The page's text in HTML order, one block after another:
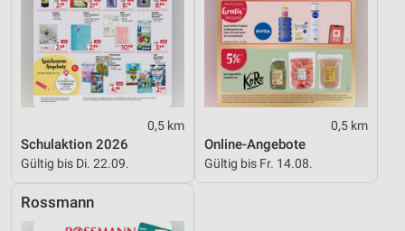
0,5 km
Schulaktion 2026
Gültig bis Di. 22.09.
0,5 km
Online-Angebote
Gültig bis Fr. 14.08.
Rossmann